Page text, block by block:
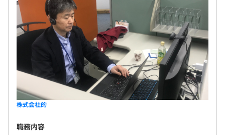
株式会社的
職務内容